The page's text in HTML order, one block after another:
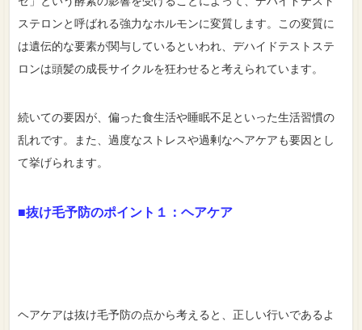
ステロンと呼ばれる強力なホルモンに変質します。この変質に
は遺伝的な要素が関与しているといわれ、デハイドテストステ
ロンは頭髪の成長サイクルを狂わせると考えられています。
続いての要因が、偏った食生活や睡眠不足といった生活習慣の
乱れです。また、過度なストレスや過剰なヘアケアも要因とし
て挙げられます。
■抜け毛予防のポイント１：ヘアケア
ヘアケアは抜け毛予防の点から考えると、正しい行いであるよ